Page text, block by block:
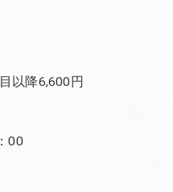
以降6,600円
00